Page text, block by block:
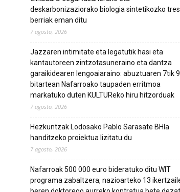
deskarbonizaziorako biologia sintetikozko
berriak eman ditu
7 agosto, 2026
Jazzaren intimitate eta legatutik hasi eta
kantautoreen zintzotasuneraino eta dantza
garaikidearen lengoaiaraino: abuztuaren 7tik
bitartean Nafarroako taupaden erritmoa
markatuko duten KULTUReko hiru hitzorduak
7 agosto, 2026
Hezkuntzak Lodosako Pablo Sarasate BHIa
handitzeko proiektua lizitatu du
7 agosto, 2026
Nafarroak 500 000 euro bideratuko ditu WIT
programa zabaltzera, nazioarteko 13